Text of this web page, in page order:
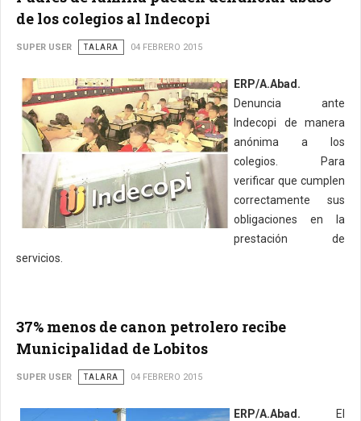
de los colegios al Indecopi
SUPER USER TALARA 04 FEBRERO 2015
ERP/A.Abad.
Denuncia ante
Indecopi de manera
anónima a los
colegios. Para
verificar que cumplen
correctamente sus
obligaciones en la
prestación de
servicios.
37% menos de canon petrolero recibe
Municipalidad de Lobitos
SUPER USER TALARA 04 FEBRERO 2015
ERP/A.Abad. El